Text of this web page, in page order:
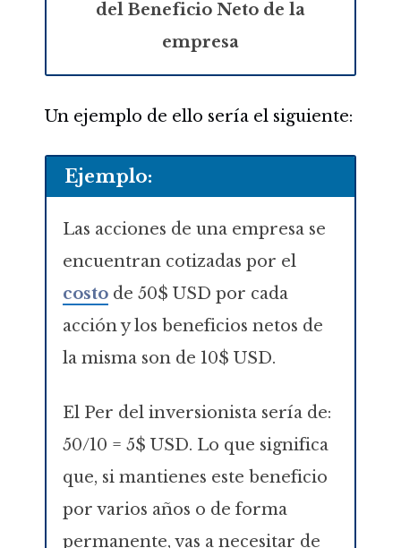
del Beneficio Neto de la
empresa
Un ejemplo de ello sería el siguiente:
Ejemplo:
Las acciones de una empresa se
encuentran cotizadas por el
costode 50$ USD por cada
acción y los beneficios netos de
la misma son de 10$ USD.
El Per del inversionista sería de:
50/10 = 5$ USD. Lo que significa
que, si mantienes este beneficio
por varios años o de forma
permanente, vas a necesitar de